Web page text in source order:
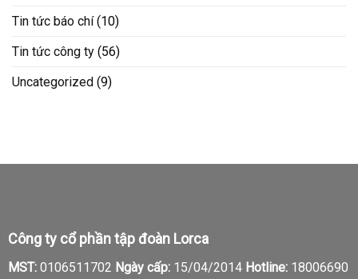
Tin tức báo chí(10)
Tin tức công ty (56)
Uncategorized (9)
Công ty cổ phần tập đoàn Lorca
MST:0106511702 Ngày cấp:15/04/2014 Hotline:18006690